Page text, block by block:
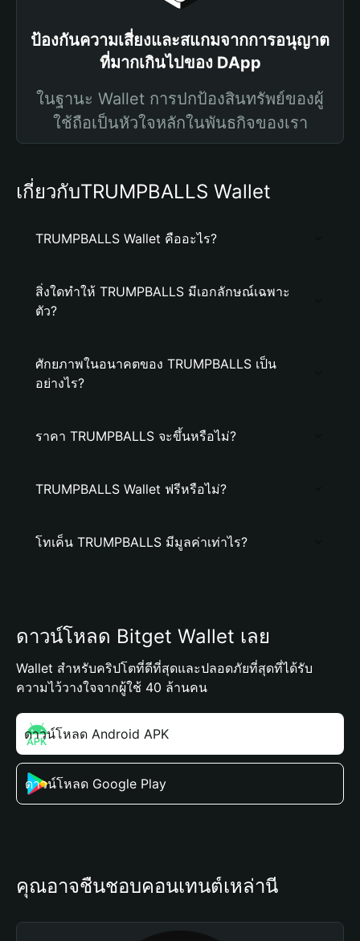
ป้องกันความเสี่ยงและสแกมจากการอนุญาต
ที่มากเกินไปของ DApp
ในฐานะ Wallet การปกป้องสินทรัพย์ของผู้
ใช้ถือเป็นหัวใจหลักในพันธกิจของเรา
เกี่ยวกับTRUMPBALLS Wallet
TRUMPBALLS Wallet คืออะไร?
สิ่งใดทำให้ TRUMPBALLS มีเอกลักษณ์เฉพาะ
ตัว?
ศักยภาพในอนาคตของ TRUMPBALLS เป็น
อย่างไร?
ราคา TRUMPBALLS จะขึ้นหรือไม่?
TRUMPBALLS Wallet ฟรีหรือไม่?
โทเค็น TRUMPBALLS มีมูลค่าเท่าไร?
ดาวน์โหลด Bitget Wallet เลย
Wallet สำหรับคริปโตที่ดีที่สุดและปลอดภัยที่สุดที่ได้รับ
ความไว้วางใจจากผู้ใช้ 40 ล้านคน
ดาวน์โหลด Android APK
ดาวน์โหลด Google Play
คุณอาจชื่นชอบคอนเทนต์เหล่านี้